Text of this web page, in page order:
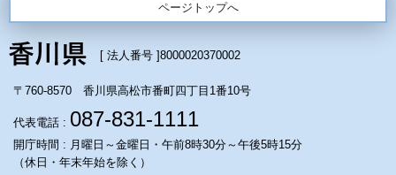
ページトップへ
[ 法人番号 ]8000020370002
〒760-8570 香川県高松市番町四丁目1番10号
代表電話 : 087-831-1111
開庁時間 : 月曜日～金曜日・午前8時30分～午後5時15分
（休日・年末年始を除く）